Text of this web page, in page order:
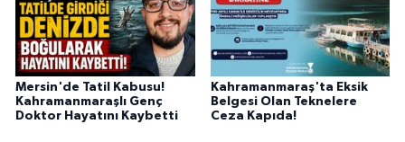
Mersin'de Tatil Kabusu!
Kahramanmaraşlı Genç
Doktor Hayatını Kaybetti
Kahramanmaraş'ta Eksik
Belgesi Olan Teknelere
Ceza Kapıda!
MİZAH
TARİH
Genel